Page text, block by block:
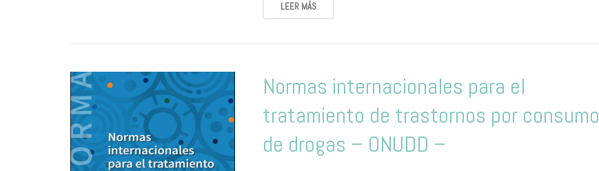
LEER MÁS
Normas internacionales para el
tratamiento de trastornos por consumo
de drogas – ONUDD –